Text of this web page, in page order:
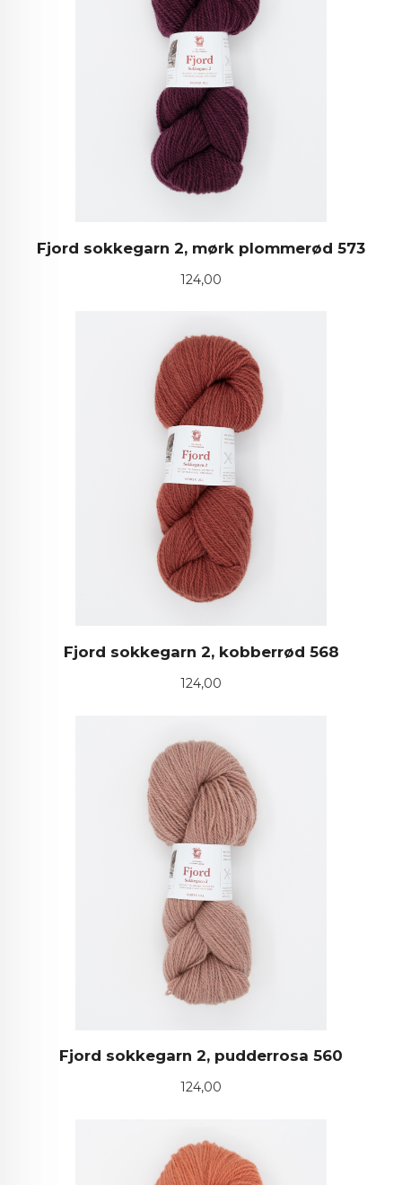
Fjord sokkegarn 2, mørk plommerød 573
Pris
124,00
Fjord sokkegarn 2, kobberrød 568
Pris
124,00
Fjord sokkegarn 2, pudderrosa 560
Pris
124,00